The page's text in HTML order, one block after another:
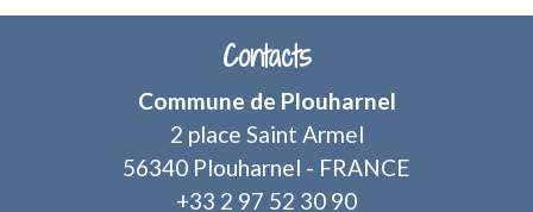
Contacts
Commune de Plouharnel
2 place Saint Armel
56340 Plouharnel - FRANCE
+33 2 97 52 30 90